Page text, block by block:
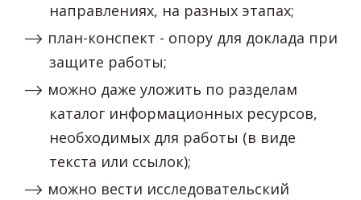
направлениях, на разных этапах;
план-конспект - опору для доклада при
защите работы;
можно даже уложить по разделам
каталог информационных ресурсов,
необходимых для работы (в виде
текста или ссылок);
можно вести исследовательский